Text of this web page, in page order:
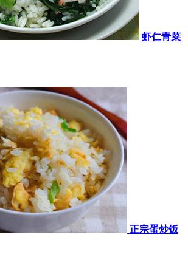
虾仁青菜
正宗蛋炒饭